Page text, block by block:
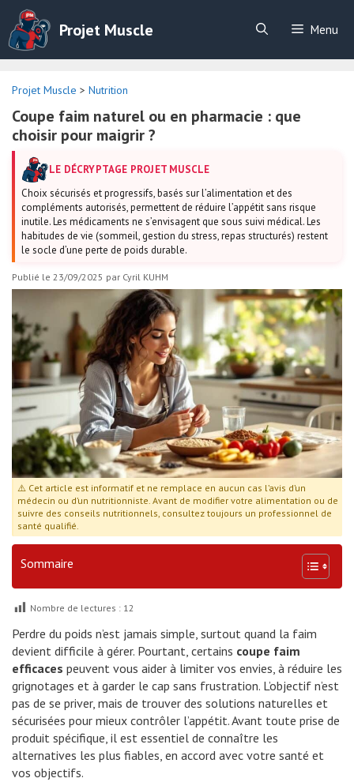
Aller
contenu
Projet Muscle Menu
Projet Muscle > Nutrition
Coupe faim naturel ou en pharmacie : que
choisir pour maigrir ?
LE DÉCRYPTAGE PROJET MUSCLE
Choix sécurisés et progressifs, basés sur l’alimentation et des
compléments autorisés, permettent de réduire l’appétit sans risque
inutile. Les médicaments ne s’envisagent que sous suivi médical. Les
habitudes de vie (sommeil, gestion du stress, repas structurés) restent
le socle d’une perte de poids durable.
Publié le 23/09/2025 par Cyril KUHM
⚠️ Cet article est informatif et ne remplace en aucun cas l’avis d’un
médecin ou d’un nutritionniste. Avant de modifier votre alimentation ou de
suivre des conseils nutritionnels, consultez toujours un professionnel de
santé qualifié.
Sommaire
Nombre de lectures : 12
Perdre du poids n’est jamais simple, surtout quand la faim
devient difficile à gérer. Pourtant, certains coupe faim
efficaces peuvent vous aider à limiter vos envies, à réduire les
grignotages et à garder le cap sans frustration. L’objectif n’est
pas de se priver, mais de trouver des solutions naturelles et
sécurisées pour mieux contrôler l’appétit. Avant toute prise de
produit spécifique, il est essentiel de connaître les
alternatives les plus fiables, en accord avec votre santé et
vos objectifs.